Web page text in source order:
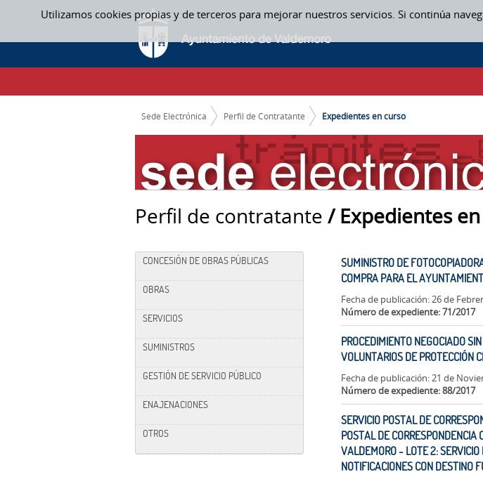
Utilizamos cookies propias y de terceros para mejorar nuestros servicios. Si continúa
Saltar al contenido
EXPEDIENTES EN CURSO
CAMINO DE MIGAS
Sede Electrónica Perfil de Contratante Expedientes en curso
Perfil de contratante / Expedientes
CONCESIÓN DE OBRAS PÚBLICAS
OBRAS
SERVICIOS
SUMINISTROS
GESTIÓN DE SERVICIO PÚBLICO
ENAJENACIONES
OTROS
SUMINISTRO DE
COMPRA PARA EL
Fecha de publicación: 26 de
Número de expediente: 71/2017
PROCEDIMIENTO NEGOCIADO
VOLUNTARIOS DE PROTECCIÓN
Fecha de publicación: 21 de
Número de expediente: 88/2017
SERVICIO POSTAL DE
POSTAL DE CORRESPONDENCIA
VALDEMORO - LOTE 2: SERVICIO
NOTIFICACIONES CON DESTINO